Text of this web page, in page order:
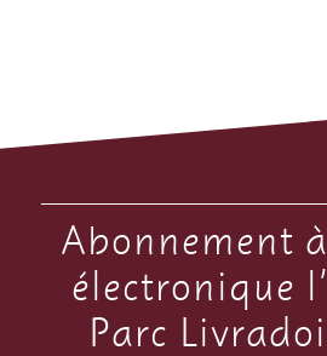
Abonnement
électronique
Parc